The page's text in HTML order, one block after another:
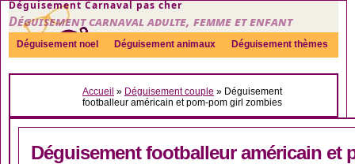
Déguisement Carnaval pas cher
Déguisement carnaval adulte, femme et enfant
Déguisement noel Déguisement animaux Déguisement thèmes
Sexy Déguisement couple Déguisements par genre Idées
Accueil » Déguisement couple » Déguisement
footballeur américain et pom-pom girl zombies
Déguisement footballeur américain et